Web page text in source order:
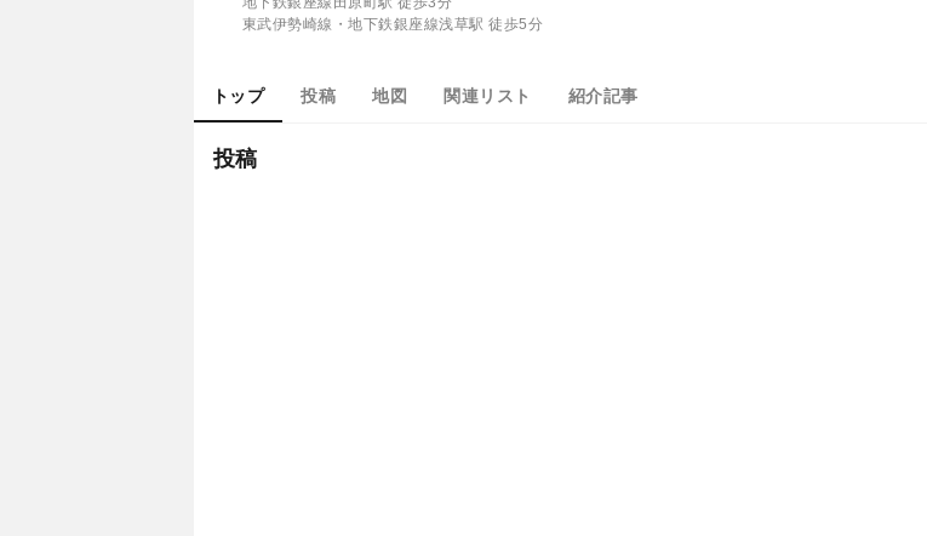
東武伊勢崎線・地下鉄銀座線浅草駅 徒歩5分
トップ 投稿 地図 関連リスト 紹介記事
投稿